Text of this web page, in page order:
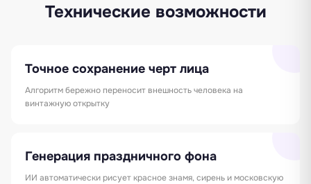
Технические возможности
Точное сохранение черт лица
Алгоритм бережно переносит внешность человека на
винтажную открытку
Генерация праздничного фона
ИИ автоматически рисует красное знамя, сирень и московскую